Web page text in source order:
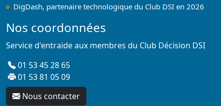
DigDash, partenaire technologique du Club DSI en 2026
Nos coordonnées
Service d'entraide aux membres du Club Décision DSI
01 53 45 28 65
01 53 81 05 09
Nous contacter